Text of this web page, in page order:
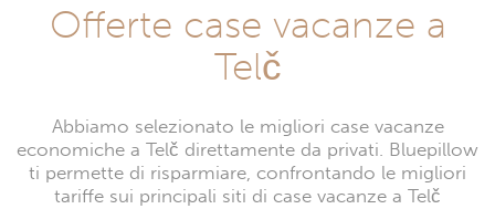
Offerte case vacanze a
Telč
Abbiamo selezionato le migliori case vacanze
economiche a Telč direttamente da privati. Bluepillow
ti permette di risparmiare, confrontando le migliori
tariffe sui principali siti di case vacanze a Telč